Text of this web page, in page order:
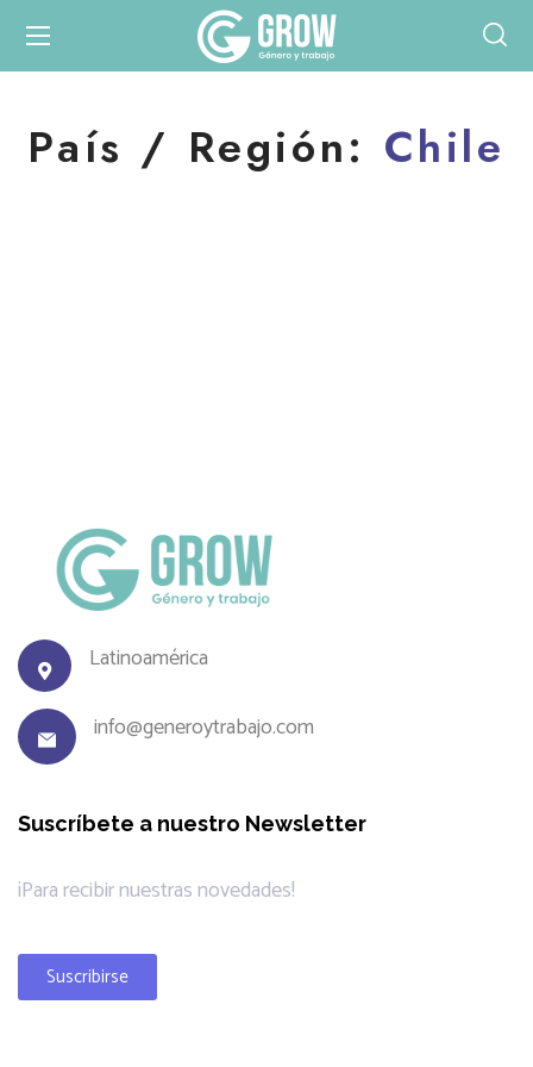
País / Región: Chile
Latinoamérica
info@generoytrabajo.com
Suscríbete a nuestro Newsletter
¡Para recibir nuestras novedades!
Suscribirse